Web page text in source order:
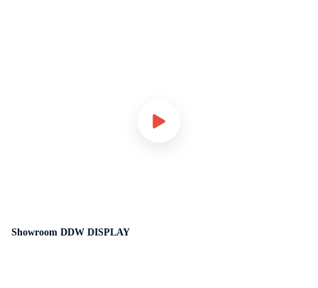
Showroom DDW DISPLAY